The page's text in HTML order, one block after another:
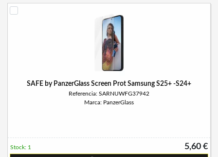
SAFE by PanzerGlass Screen Prot Samsung S25+ -S24+
Referencia: SARNUWFG37942
Marca: PanzerGlass
5,60 €
Stock: 1